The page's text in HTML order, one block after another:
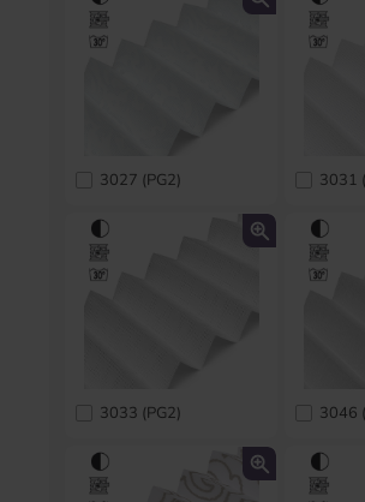
3027 (PG2) 3031
3033 (PG2) 3046